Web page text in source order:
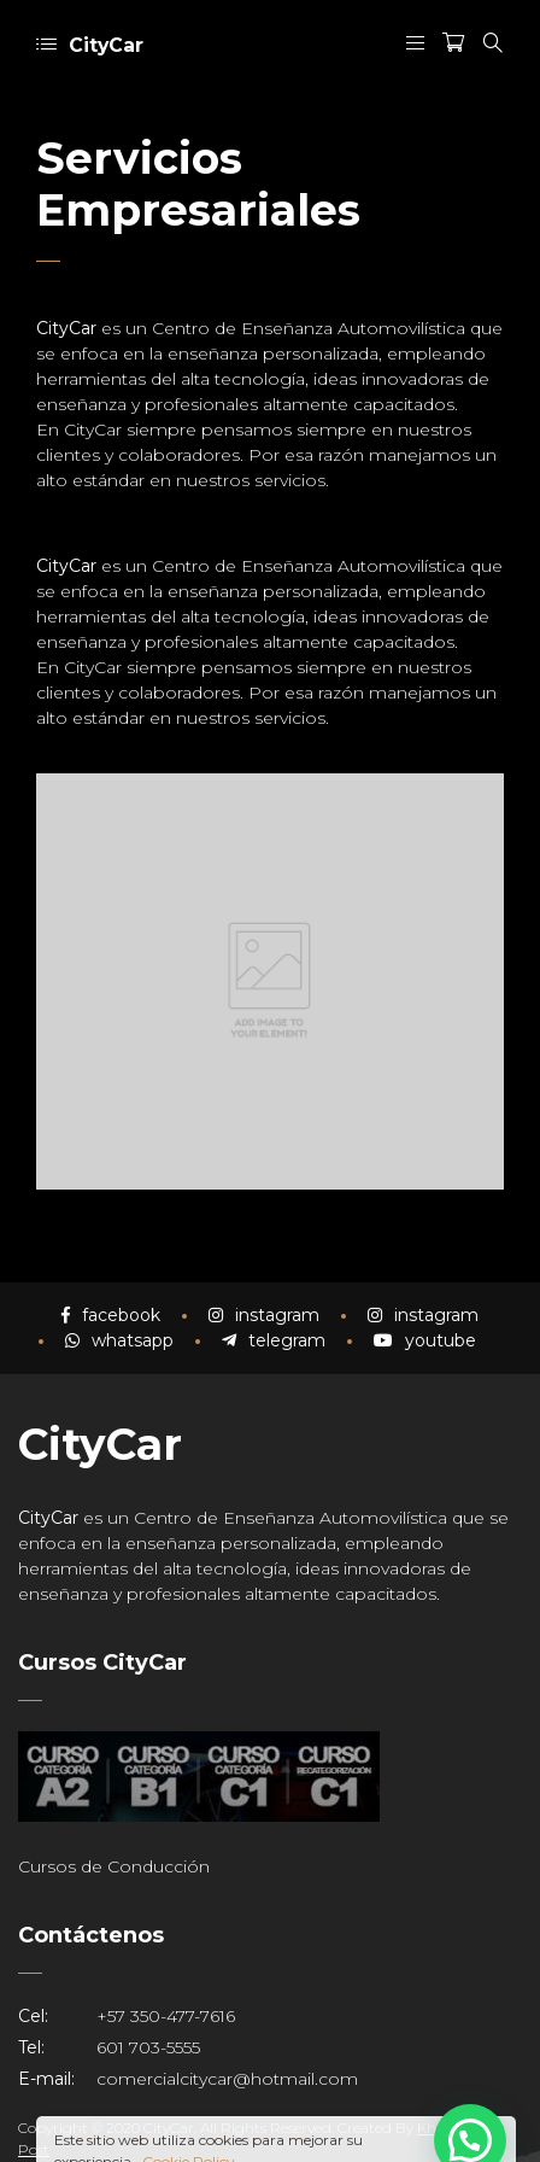
CityCar
Servicios
Empresariales
CityCar es un Centro de Enseñanza Automovilística que
se enfoca en la enseñanza personalizada, empleando
herramientas del alta tecnología, ideas innovadoras de
enseñanza y profesionales altamente capacitados.
En CityCar siempre pensamos siempre en nuestros
clientes y colaboradores. Por esa razón manejamos un
alto estándar en nuestros servicios.
CityCar es un Centro de Enseñanza Automovilística que
se enfoca en la enseñanza personalizada, empleando
herramientas del alta tecnología, ideas innovadoras de
enseñanza y profesionales altamente capacitados.
En CityCar siempre pensamos siempre en nuestros
clientes y colaboradores. Por esa razón manejamos un
alto estándar en nuestros servicios.
facebook instagram
instagram
whatsapp
telegram youtube
CityCar
CityCar es un Centro de Enseñanza Automovilística que se
enfoca en la enseñanza personalizada, empleando
herramientas del alta tecnología, ideas innovadoras de
enseñanza y profesionales altamente capacitados.
Cursos CityCar
Cursos de Conducción
Contáctenos
Cel:
+57 350-477-7616
Tel:
601 703-5555
E-mail:
comercialcitycar@hotmail.com
Copyright © 2020 CityCar. All Rights Reserved. Created By
Khameleon
Post
Este sitio web utiliza cookies para mejorar su
¡Chatea con CityCar!